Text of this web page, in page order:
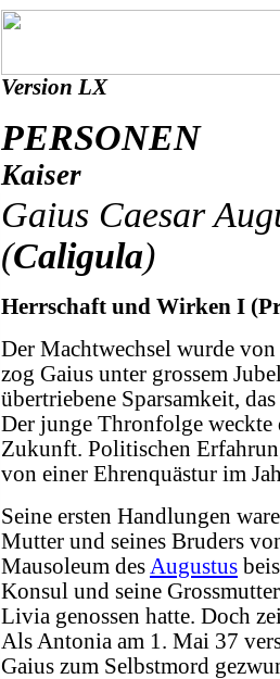
Version LX
PERSONEN
Kaiser
Gaius Caesar
(Caligula)
Herrschaft und Wirken I
Der Machtwechsel wurde
zog Gaius unter grossem
übertriebene Sparsamkeit,
Der junge Thronfolge weckte
Zukunft. Politischen
von einer Ehrenquästur im
Seine ersten Handlungen
Mutter und seines Bruders
Mausoleum des Augustus
Konsul und seine
Livia genossen hatte. Doch
Als Antonia am 1. Mai 37
Gaius zum Selbstmord